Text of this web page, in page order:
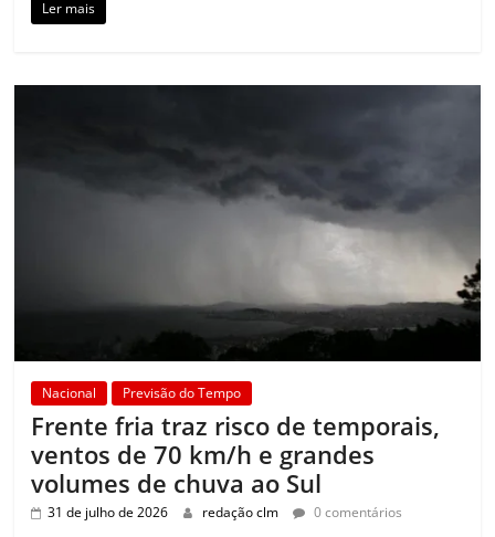
Ler mais
Nacional Previsão do Tempo
Frente fria traz risco de temporais,
ventos de 70 km/h e grandes
volumes de chuva ao Sul
31 de julho de 2026 redação clm 0 comentários